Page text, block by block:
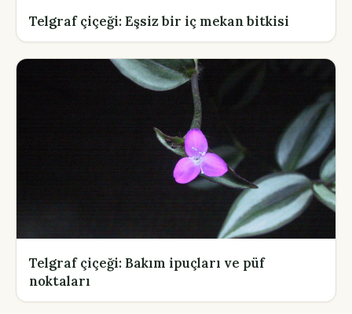
Telgraf çiçeği: Eşsiz bir iç mekan bitkisi
Telgraf çiçeği: Bakım ipuçları ve püf
noktaları